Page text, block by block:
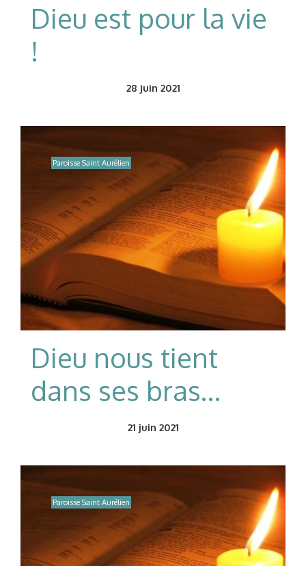
Dieu est pour la vie
!
28 juin 2021
Paroisse Saint Aurélien
Dieu nous tient
dans ses bras…
21 juin 2021
Paroisse Saint Aurélien